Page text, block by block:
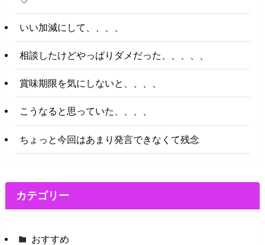
いい加減にして、、、、
相談したけどやっぱりダメだった、、、、、
賞味期限を気にしないと、、、、
こうなると思っていた、、、、
ちょっと今回はあまり発言できなくて残念
カテゴリー
おすすめ